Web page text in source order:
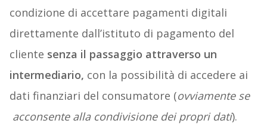
condizione di accettare pagamenti digitali
direttamente dall’istituto di pagamento del
cliente senza il passaggio attraverso un
intermediario, con la possibilità di accedere ai
dati finanziari del consumatore (ovviamente se
acconsente alla condivisione dei propri dati).